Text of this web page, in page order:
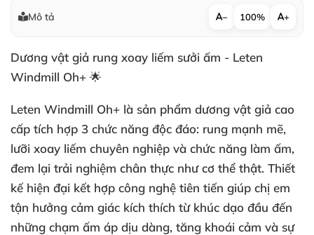
Mô tả − 100% +
Dương vật giả rung xoay liếm sưởi ấm - Leten
Windmill Oh+ 🌟
Leten Windmill Oh+ là sản phẩm dương vật giả cao
cấp tích hợp 3 chức năng độc đáo: rung mạnh mẽ,
lưỡi xoay liếm chuyên nghiệp và chức năng làm ấm,
đem lại trải nghiệm chân thực như cơ thể thật. Thiết
kế hiện đại kết hợp công nghệ tiên tiến giúp chị em
tận hưởng cảm giác kích thích từ khúc dạo đầu đến
những chạm ấm áp dịu dàng, tăng khoái cảm và sự